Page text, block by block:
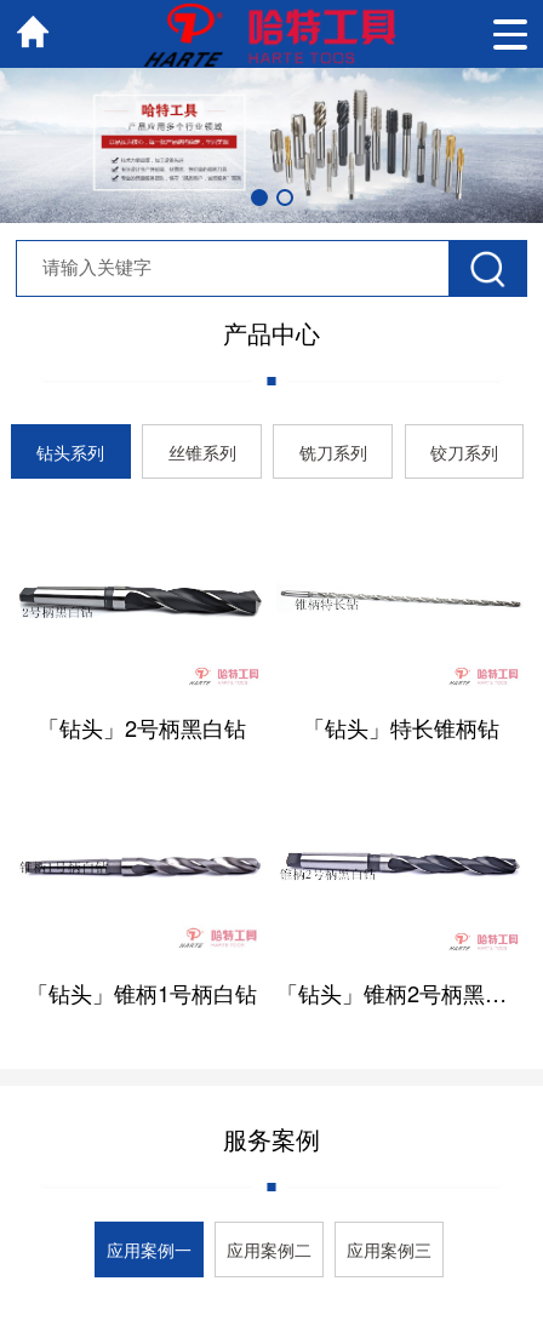
产品中心
钻头系列 丝锥系列 铣刀系列 铰刀系列
「钻头」2号柄黑白钻 「钻头」特长锥柄钻
「钻头」锥柄1号柄白钻 「钻头」锥柄2号柄黑白钻
服务案例
应用案例一 应用案例二 应用案例三